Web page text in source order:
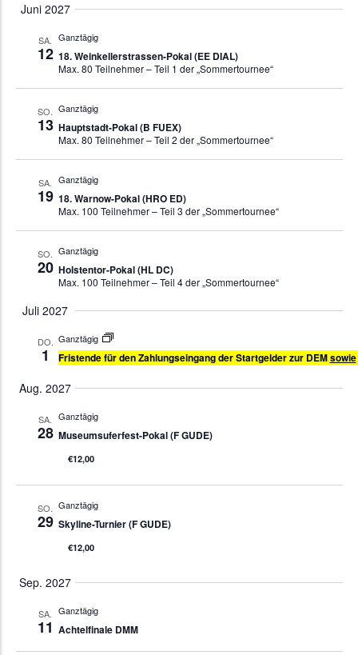
Juni 2027
SA.
12
Ganztägig
18. Weinkellerstrassen-Pokal (EE DIAL)
Max. 80 Teilnehmer – Teil 1 der „Sommertournee“
SO.
13
Ganztägig
Hauptstadt-Pokal (B FUEX)
Max. 80 Teilnehmer – Teil 2 der „Sommertournee“
SA.
19
Ganztägig
18. Warnow-Pokal (HRO ED)
Max. 100 Teilnehmer – Teil 3 der „Sommertournee“
SO.
20
Ganztägig
Holstentor-Pokal (HL DC)
Max. 100 Teilnehmer – Teil 4 der „Sommertournee“
Juli 2027
DO.
1
Ganztägig
Fristende für den Zahlungseingang der Startgelder zur DEMsowie
Aug. 2027
SA.
28
Ganztägig
Museumsuferfest-Pokal (F GUDE)
€12,00
SO.
29
Ganztägig
Skyline-Turnier (F GUDE)
€12,00
Sep. 2027
SA.
11
Ganztägig
Achtelfinale DMM